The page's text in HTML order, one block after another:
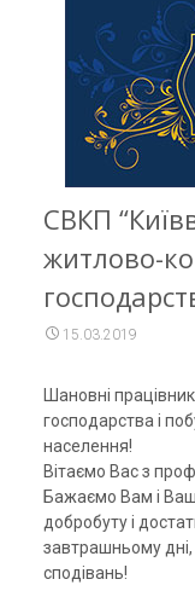
СВКП
житлово-
15.03.2019
Шановні
господарства і
населення!
Вітаємо Вас з
Бажаємо Вам і
добробуту і
завтрашньому дні,
сподівань!